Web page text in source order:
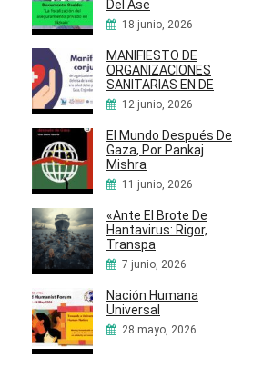
Del Ase
18 junio, 2026
MANIFIESTO DE
ORGANIZACIONES
SANITARIAS EN DE
12 junio, 2026
El Mundo Después De
Gaza, Por Pankaj
Mishra
11 junio, 2026
«Ante El Brote De
Hantavirus: Rigor,
Transpa
7 junio, 2026
Nación Humana
Universal
28 mayo, 2026